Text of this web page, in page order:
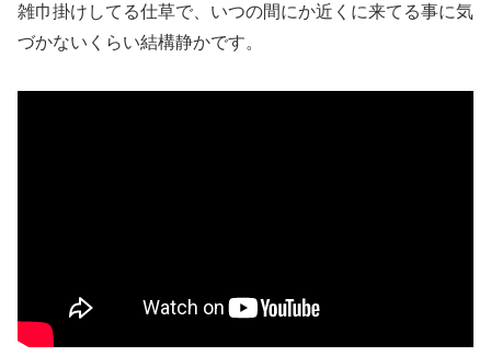
雑巾掛けしてる仕草で、いつの間にか近くに来てる事に気
づかないくらい結構静かです。